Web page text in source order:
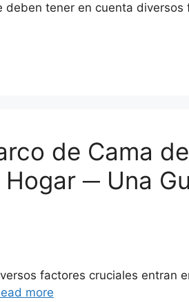
deben tener en cuenta diversos
de Cama de
─ Una
factores cruciales entran
more